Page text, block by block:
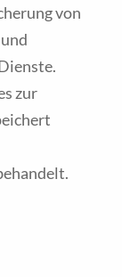
von
zur